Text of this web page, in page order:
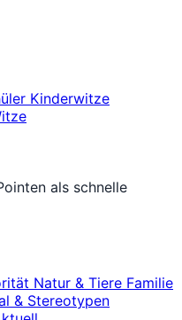
Kinderwitze
als schnelle
Natur & Tiere Familie
& Stereotypen